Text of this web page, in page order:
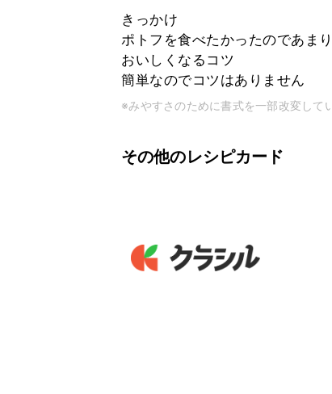
きっかけ
ポトフを食べたかったのであま
おいしくなるコツ
簡単なのでコツはありません
※みやすさのために書式を一部改変して
その他のレシピカード